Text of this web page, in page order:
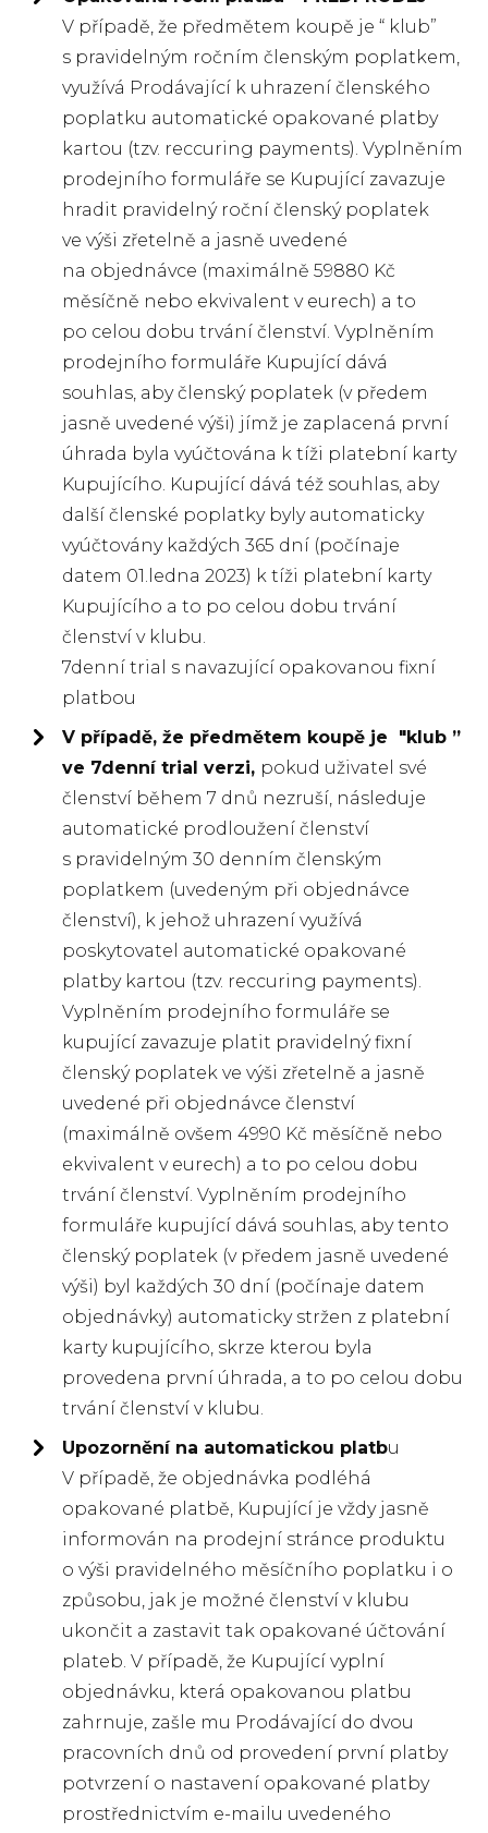
V případě, že předmětem koupě je “ klub”
s pravidelným ročním členským poplatkem,
využívá Prodávající k uhrazení členského
poplatku automatické opakované platby
kartou (tzv. reccuring payments). Vyplněním
prodejního formuláře se Kupující zavazuje
hradit pravidelný roční členský poplatek
ve výši zřetelně a jasně uvedené
na objednávce (maximálně 59880 Kč
měsíčně nebo ekvivalent v eurech) a to
po celou dobu trvání členství. Vyplněním
prodejního formuláře Kupující dává
souhlas, aby členský poplatek (v předem
jasně uvedené výši) jímž je zaplacená první
úhrada byla vyúčtována k tíži platební karty
Kupujícího. Kupující dává též souhlas, aby
další členské poplatky byly automaticky
vyúčtovány každých 365 dní (počínaje
datem 01.ledna 2023) k tíži platební karty
Kupujícího a to po celou dobu trvání
členství v klubu.
7denní trial s navazující opakovanou fixní
platbou
V případě, že předmětem koupě je "klub ”
ve 7denní trial verzi, pokud uživatel své
členství během 7 dnů nezruší, následuje
automatické prodloužení členství
s pravidelným 30 denním členským
poplatkem (uvedeným při objednávce
členství), k jehož uhrazení využívá
poskytovatel automatické opakované
platby kartou (tzv. reccuring payments).
Vyplněním prodejního formuláře se
kupující zavazuje platit pravidelný fixní
členský poplatek ve výši zřetelně a jasně
uvedené při objednávce členství
(maximálně ovšem 4990 Kč měsíčně nebo
ekvivalent v eurech) a to po celou dobu
trvání členství. Vyplněním prodejního
formuláře kupující dává souhlas, aby tento
členský poplatek (v předem jasně uvedené
výši) byl každých 30 dní (počínaje datem
objednávky) automaticky stržen z platební
karty kupujícího, skrze kterou byla
provedena první úhrada, a to po celou dobu
trvání členství v klubu.
Upozornění na automatickou platbu
V případě, že objednávka podléhá
opakované platbě, Kupující je vždy jasně
informován na prodejní stránce produktu
o výši pravidelného měsíčního poplatku i o
způsobu, jak je možné členství v klubu
ukončit a zastavit tak opakované účtování
plateb. V případě, že Kupující vyplní
objednávku, která opakovanou platbu
zahrnuje, zašle mu Prodávající do dvou
pracovních dnů od provedení první platby
potvrzení o nastavení opakované platby
prostřednictvím e-mailu uvedeného